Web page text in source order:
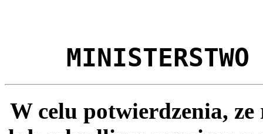
MINISTERSTWO
W celu potwierdzenia,